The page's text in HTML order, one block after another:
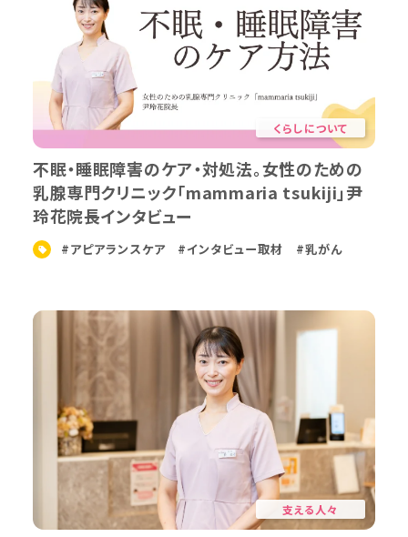
くらしについて
不眠・睡眠障害のケア・対処法。女性のための
乳腺専門クリニック「mammaria tsukiji」尹
玲花院長インタビュー
#アピアランスケア #インタビュー取材 #乳がん
支える人々